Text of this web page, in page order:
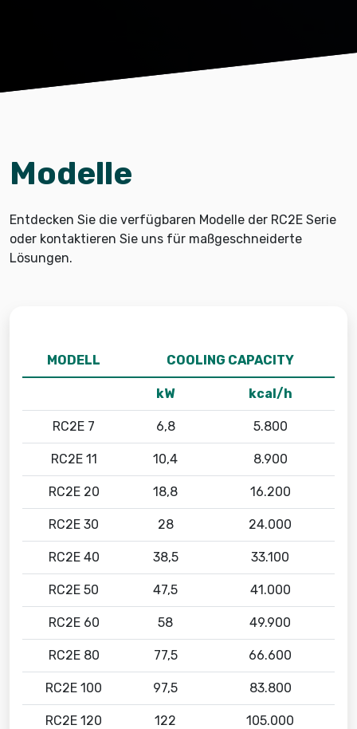
Modelle
Entdecken Sie die verfügbaren Modelle der RC2E Serie
oder kontaktieren Sie uns für maßgeschneiderte
Lösungen.
MODELL COOLING CAPACITY
kW kcal/h
RC2E 7 6,8 5.800
RC2E 11 10,4 8.900
RC2E 20 18,8 16.200
RC2E 30 28 24.000
RC2E 40 38,5 33.100
RC2E 50 47,5 41.000
RC2E 60 58 49.900
RC2E 80 77,5 66.600
RC2E 100 97,5 83.800
RC2E 120 122 105.000